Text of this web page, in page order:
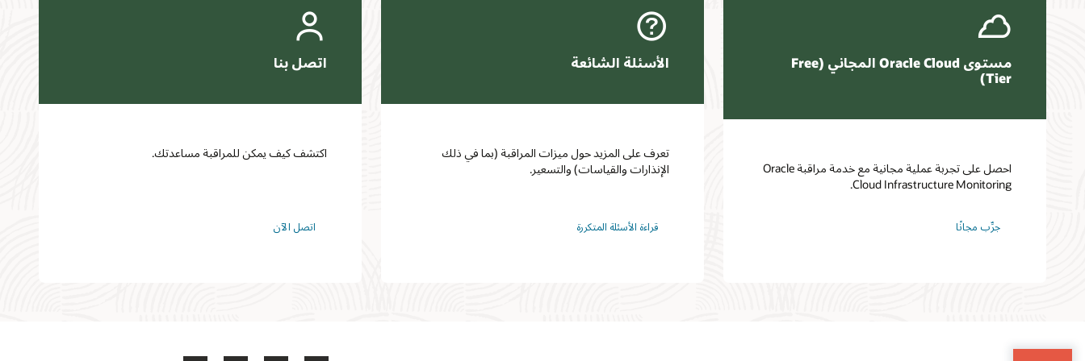
مستوى Oracle Cloud المجاني (Free
Tier)
احصل على تجربة عملية مجانية مع خدمة مراقبة Oracle
Cloud Infrastructure Monitoring.
جرِّب مجانًا‬
الأسئلة الشائعة
تعرف على المزيد حول ميزات المراقبة (بما في ذلك
الإنذارات والقياسات) والتسعير.
قراءة الأسئلة المتكررة
اكتشف كيف يمكن للمراقبة مساعدتك.
اتصل الآن